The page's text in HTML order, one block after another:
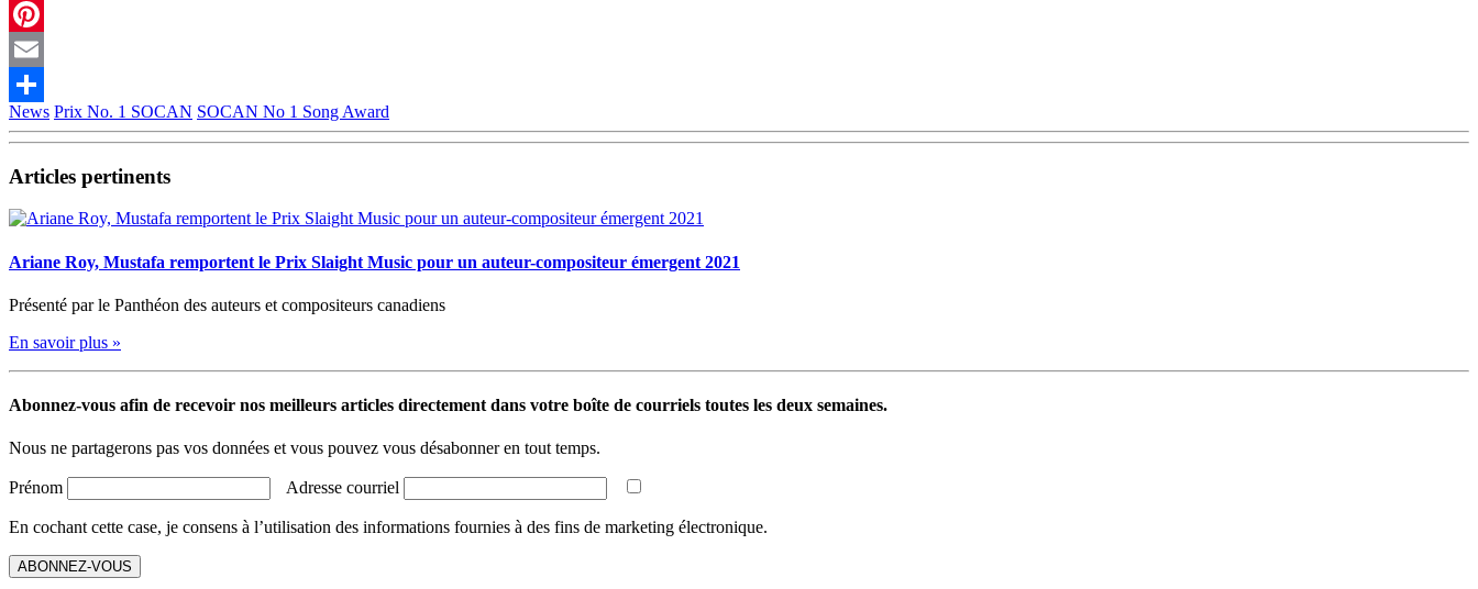
X
Pinterest
Email
Partager
News Prix No. 1 SOCAN SOCAN No 1 Song Award
Articles pertinents
Ariane Roy, Mustafa remportent le Prix Slaight Music pour un auteur-compositeur émergent 2021
Présenté par le Panthéon des auteurs et compositeurs canadiens
En savoir plus »
Abonnez-vous afin de recevoir nos meilleurs articles directement dans votre boîte de courriels toutes les deux semaines.
Nous ne partagerons pas vos données et vous pouvez vous désabonner en tout temps.
Prénom Adresse courriel
En cochant cette case, je consens à l’utilisation des informations fournies à des fins de marketing électronique.
ABONNEZ-VOUS